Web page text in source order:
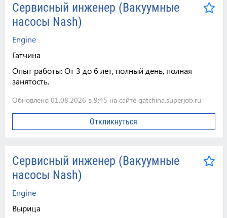
Сервисный инженер (Вакуумные
насосы Nash)
Engine
Гатчина
Опыт работы:От 3 до 6 лет, полный день, полная
занятость.
Обновлено 01.08.2026 в 9:45 на сайте gatchina.superjob.ru
Откликнуться
Сервисный инженер (Вакуумные
насосы Nash)
Engine
Вырица